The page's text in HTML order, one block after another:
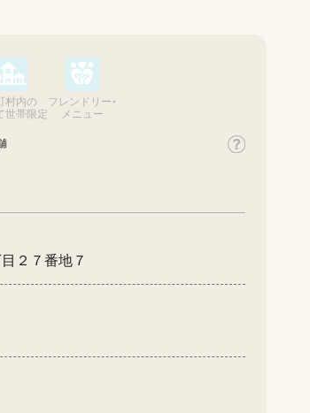
村内の
世帯限定
フレンドリー・
メニュー
２７番地７